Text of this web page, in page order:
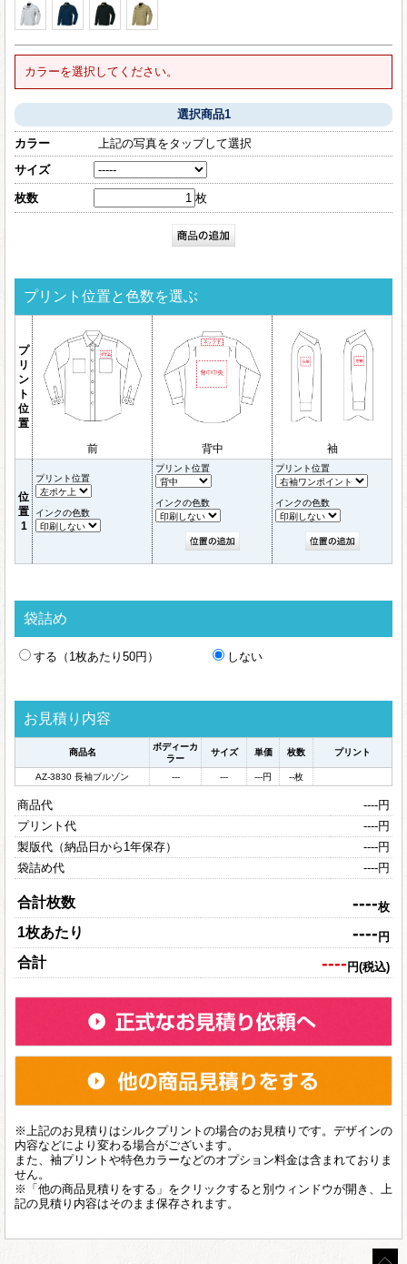
カラーを選択してください。
選択商品1
カラー
上記の写真をタップして選択
サイズ
枚数 枚
プリント位置と色数を選ぶ
プ
リ
ン
ト
位
置
前
背中 袖
位
置
1
プリント位置
インクの色数
プリント位置
インクの色数
プリント位置
インクの色数
袋詰め
する（1枚あたり50円） しない
お見積り内容
商品名
ボディーカ
ラー
サイズ 単価 枚数 プリント
AZ-3830 長袖ブルゾン --- --- ---円 --枚
商品代 ----円
プリント代
----円
製版代（納品日から1年保存）
----円
袋詰め代
----円
合計枚数 ----枚
1枚あたり ---- 円
合計 ---- 円(税込)
※上記のお見積りはシルクプリントの場合のお見積りです。デザインの
内容などにより変わる場合がございます。
また、袖プリントや特色カラーなどのオプション料金は含まれておりま
せん。
※「他の商品見積りをする」をクリックすると別ウィンドウが開き、上
記の見積り内容はそのまま保存されます。